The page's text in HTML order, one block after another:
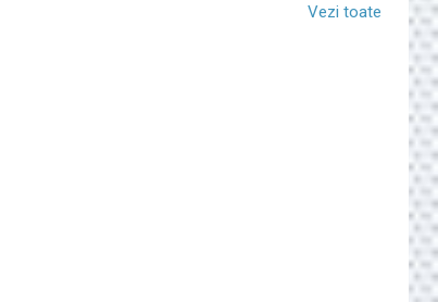
Vezi toate